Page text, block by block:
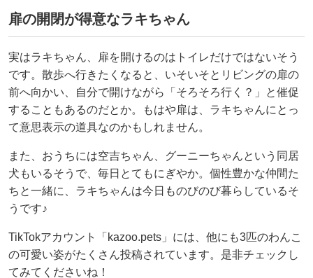
扉の開閉が得意なラキちゃん
実はラキちゃん、扉を開けるのはトイレだけではないそう
です。散歩へ行きたくなると、いそいそとリビングの扉の
前へ向かい、自分で開けながら「そろそろ行く？」と催促
することもあるのだとか。もはや扉は、ラキちゃんにとっ
て意思表示の道具なのかもしれません。
また、おうちには空吉ちゃん、グーニーちゃんという同居
犬もいるそうで、毎日とてもにぎやか。個性豊かな仲間た
ちと一緒に、ラキちゃんは今日ものびのび暮らしているそ
うです♪
TikTokアカウント「kazoo.pets」には、他にも3匹のわんこ
の可愛い姿がたくさん投稿されています。是非チェックし
てみてくださいね！